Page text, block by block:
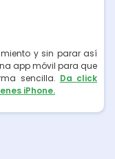
y sin parar así
app móvil para que
sencilla. Da click
iPhone.